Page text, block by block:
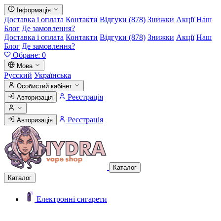
Інформація
Доставка і оплата Контакти Відгуки (878) Знижки Акції Наш
Блог Де замовлення?
Доставка і оплата Контакти Відгуки (878) Знижки Акції Наш
Блог Де замовлення?
Обране: 0
Мова
Русский Українська
Особистий кабінет
Авторизація
Реєстрація
Авторизація Реєстрація
Каталог
Каталог
Електронні сигарети